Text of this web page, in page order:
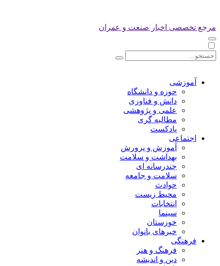
مرجع تخصصی اخبار صنعت و عمران
آموزشی
حوزه و دانشگاه
دانش و فناوری
علمی و پژوهشی
مطالبه گری
پادکست
اجتماعی
آموزش و پرورش
بهداشت و سلامت
چندرسانه ای
سلامت و جامعه
حوادث
محیط زیست
انتخابات
سینما
خوزستان
خبرهای بانوان
فرهنگی
فرهنگ و هنر
دین و اندیشه